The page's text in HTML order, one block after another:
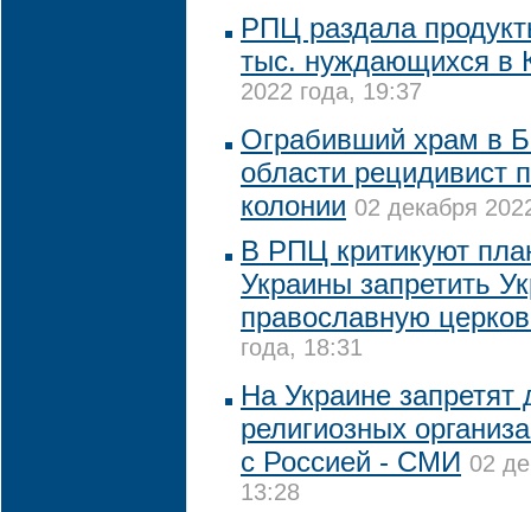
РПЦ раздала
тыс. нуждающихся в
2022 года, 19:37
Ограбивший храм в
области рецидивист
колонии 02 декабря
В РПЦ критикуют
Украины запретить
православную
года, 18:31
На Украине запретят
религиозных
с Россией - СМИ 02
13:28